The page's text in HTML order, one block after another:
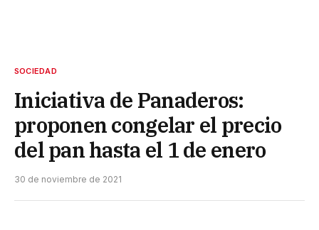
SOCIEDAD
Iniciativa de Panaderos:
proponen congelar el precio
del pan hasta el 1 de enero
30 de noviembre de 2021